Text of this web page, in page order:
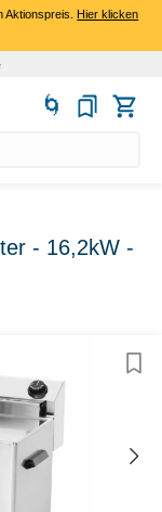
Aktionspreis.Hier klicken
- 16,2kW -